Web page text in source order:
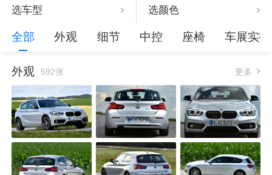
选车型 选颜色
全部 外观 细节 中控 座椅 车展实拍
外观 592张 更多